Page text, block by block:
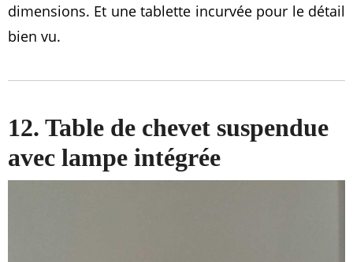
dimensions. Et une tablette incurvée pour le détail
bien vu.
12. Table de chevet suspendue
avec lampe intégrée